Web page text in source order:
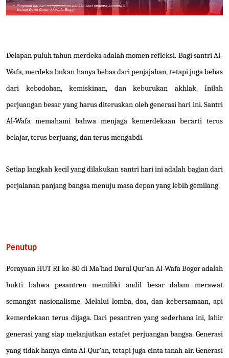
Delapan puluh tahun merdeka adalah momen refleksi. Bagi santri Al-
Wafa, merdeka bukan hanya bebas dari penjajahan, tetapi juga bebas
dari kebodohan, kemiskinan, dan keburukan akhlak. Inilah
perjuangan besar yang harus diteruskan oleh generasi hari ini. Santri
Al-Wafa memahami bahwa menjaga kemerdekaan berarti terus
belajar, terus berjuang, dan terus mengabdi.
Setiap langkah kecil yang dilakukan santri hari ini adalah bagian dari
perjalanan panjang bangsa menuju masa depan yang lebih gemilang.
Penutup
Perayaan HUT RI ke-80 di Ma’had Darul Qur’an Al-Wafa Bogor adalah
bukti bahwa pesantren memiliki andil besar dalam merawat
semangat nasionalisme. Melalui lomba, doa, dan kebersamaan, api
kemerdekaan terus dijaga. Dari pesantren yang sederhana ini, lahir
generasi yang siap melanjutkan estafet perjuangan bangsa. Generasi
yang tidak hanya cinta Al-Qur’an, tetapi juga cinta tanah air. Generasi